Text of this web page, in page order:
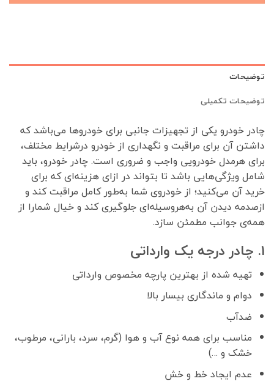
توضیحات
توضیحات تکمیلی
چادر خودرو یکی از تجهیزات جانبی برای خودروها می‌باشد که
داشتن آن برای مراقبت و نگهداری از خودرو درشرایط مختلف،
برای هرمدل خودرویی واجب و ضروری است. چادر خودرو، باید
شامل ویژگی‌هایی باشد تا بتواند در ازای هزینه‌ای که برای
خرید آن می‌کنید؛ از خودروی شما به‌طور کامل مراقبت کند و
ازصدمه دیدن آن به‌هروسیله‌ای جلوگیری کند و خیال شمارا از
همه‌ی جوانب مطمئن سازد.
1. چادر درجه یک وارداتی
تهیه شده از بهترین پارچه مخصوص وارداتی
دوام و ماندگاری بیسار بالا
ضدآب
مناسب برای همه نوع آب و هوا (گرم، سرد، بارانی، مرطوب،
خشک و …)
عدم ایجاد خط و خش